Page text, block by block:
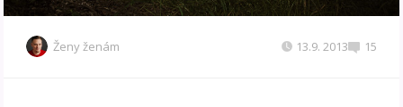
Ženy ženám 13.9. 2013 15